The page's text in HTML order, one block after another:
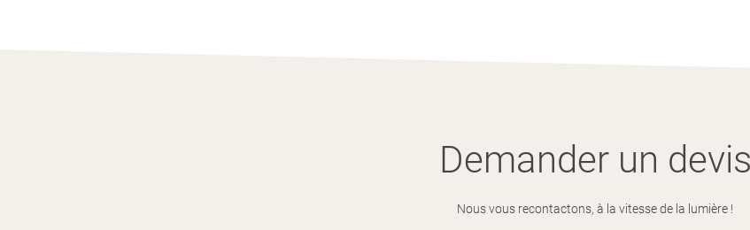
Demander un devis
Nous vous recontactons, à la vitesse de la lumière !